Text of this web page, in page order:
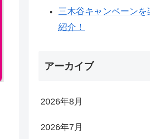
三木谷キャンペーンを
紹介！
アーカイブ
2026年8月
2026年7月